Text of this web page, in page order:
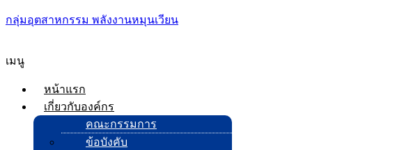
กลุ่มอุตสาหกรรม พลังงานหมุนเวียน
เมนู
หน้าแรก
เกี่ยวกับองค์กร
คณะกรรมการ
ข้อบังคับ